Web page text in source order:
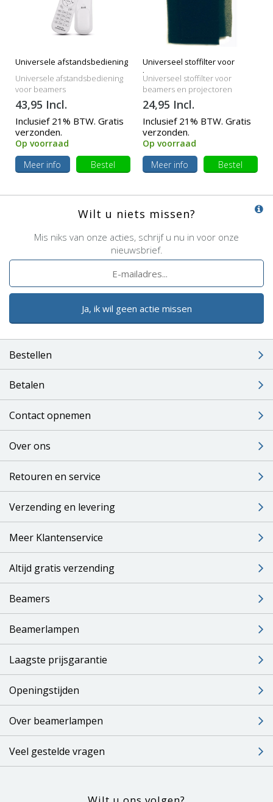
Universele afstandsbediening
Universele afstandsbediening
voor beamers
43,95 Incl.
Inclusief 21% BTW. Gratis
verzonden.
Op voorraad
Meer info
Bestel
Universeel stoffilter voor
beamers
Universeel stoffilter voor
beamers en projectoren
24,95 Incl.
Inclusief 21% BTW. Gratis
verzonden.
Op voorraad
Meer info
Bestel
Wilt u niets missen?
Mis niks van onze acties, schrijf u nu in voor onze
nieuwsbrief.
Ja, ik wil geen actie missen
Bestellen
Betalen
Contact opnemen
Over ons
Retouren en service
Verzending en levering
Meer Klantenservice
Altijd gratis verzending
Beamers
Beamerlampen
Laagste prijsgarantie
Openingstijden
Over beamerlampen
Veel gestelde vragen